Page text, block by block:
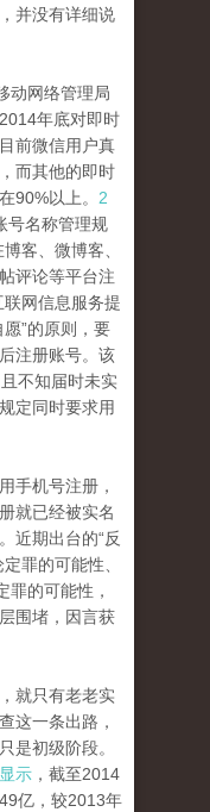
并没有详细说
动网络管理局
年底对即时
前微信用户真
而其他的即时
90%以上。 2
号名称管理规
客、微博客、
评论等平台注
网信息服务提
”的原则，要
注册账号。该
不知届时未实
定同时要求用
手机号注册，
就已经被实名
近期出台的“反
罪的可能性、
罪的可能性，
围堵，因言获
就只有老老实
这一条出路，
是初级阶段。
示 ，截至2014
亿，较2013年